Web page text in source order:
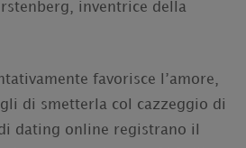
inventrice della
favorisce l’amore,
di smetterla col cazzeggio di
dating online registrano il